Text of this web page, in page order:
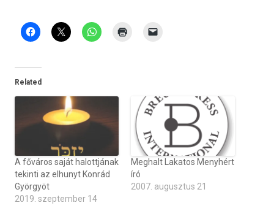
Related
A főváros saját halottjának
tekinti az elhunyt Konrád
Györgyöt
2019. szeptember 14
Meghalt Lakatos Menyhért
író
2007. augusztus 21